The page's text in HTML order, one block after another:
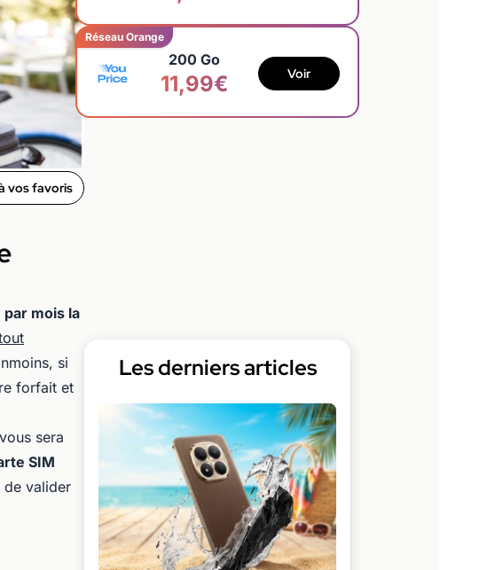
vos favoris
mois la
si
forfait et
sera
SIM
de valider
Réseau Orange
200 Go
11,99€ Voir
Les derniers articles